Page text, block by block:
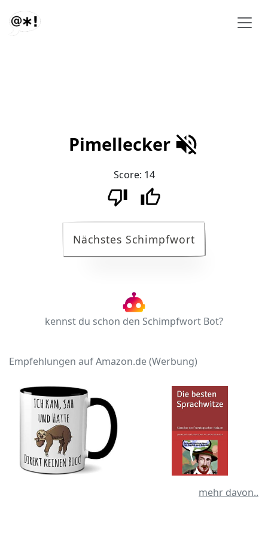
Pimellecker
Score: 14
Nächstes Schimpfwort
kennst du schon den Schimpfwort Bot?
Empfehlungen auf Amazon.de (Werbung)
mehr davon..